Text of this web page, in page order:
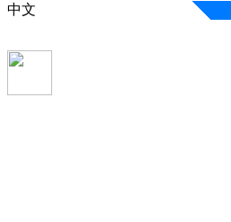
中文